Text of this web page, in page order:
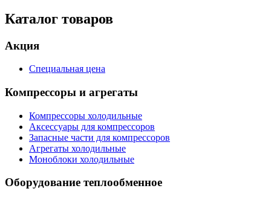
Каталог товаров
Акция
Специальная цена
Компрессоры и агрегаты
Компрессоры холодильные
Аксессуары для компрессоров
Запасные части для компрессоров
Агрегаты холодильные
Моноблоки холодильные
Оборудование теплообменное